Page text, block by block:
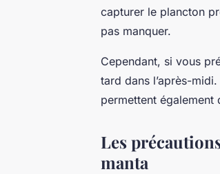
capturer le plancton
pas manquer.
Cependant, si vous
tard dans l’après-
permettent
Les
manta